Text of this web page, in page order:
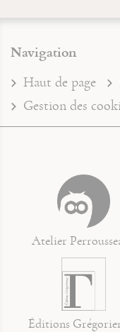
Navigation
Haut de page
Gestion des
Atelier
Éditions